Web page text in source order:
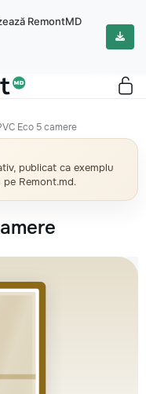
RemontMD
Eco 5 camere
publicat ca exemplu
Remont.md.